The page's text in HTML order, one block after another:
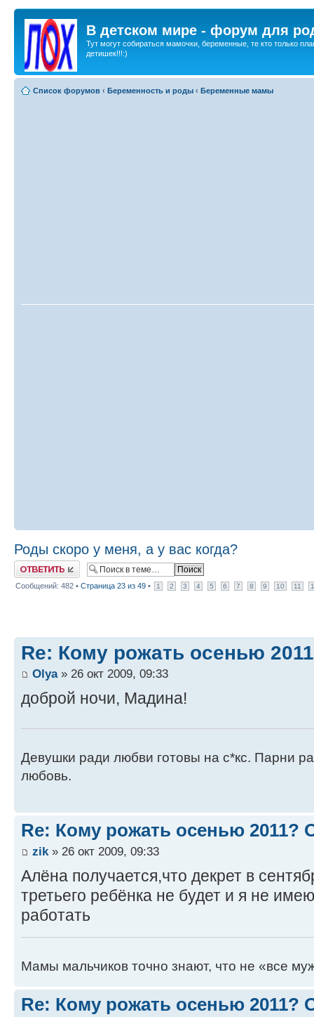
В детском мире - форум для
Тут могут собираться мамочки, беременные, те кто только
детишек!!!:)
Список форумов ‹ Беременность и роды ‹ Беременные мамы
Роды скоро у меня, а у вас когда?
Ответить
Сообщений: 482 • Страница 23 из 49 • 1 2 3 4 5 6 7 8 9 10 11
Re: Кому рожать осенью
Оlya» 26 окт 2009, 09:33
доброй ночи, Мадина!
Девушки ради любви готовы на с*кс. Парни
любовь.
Re: Кому рожать осенью 2011?
zik » 26 окт 2009, 09:33
Алёна получается,что декрет в
третьего ребёнка не будет и я не
работать
Мамы мальчиков точно знают, что не «все
Re: Кому рожать осенью 2011?